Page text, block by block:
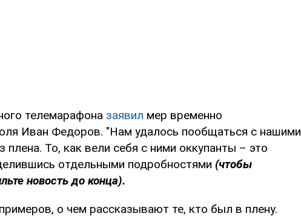
телемарафона заявил мер временно
Иван Федоров. "Нам удалось пообщаться с нашими
То, как вели себя с ними оккупанты – это
отдельными подробностями (чтобы
новость до конца).
о чем рассказывают те, кто был в плену.